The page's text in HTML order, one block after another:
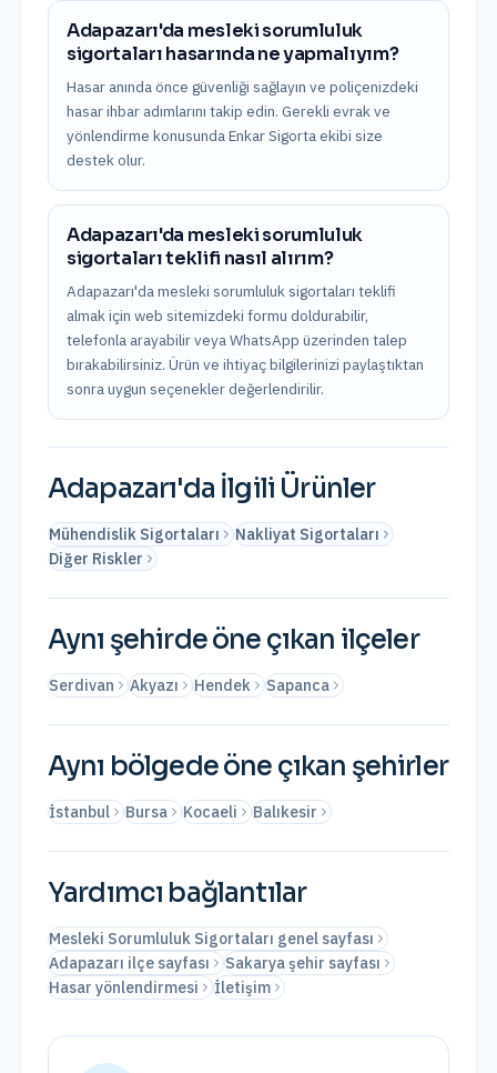
Adapazarı'da mesleki sorumluluk
sigortaları hasarında ne yapmalıyım?
Hasar anında önce güvenliği sağlayın ve poliçenizdeki
hasar ihbar adımlarını takip edin. Gerekli evrak ve
yönlendirme konusunda Enkar Sigorta ekibi size
destek olur.
Adapazarı'da mesleki sorumluluk
sigortaları teklifi nasıl alırım?
Adapazarı'da mesleki sorumluluk sigortaları teklifi
almak için web sitemizdeki formu doldurabilir,
telefonla arayabilir veya WhatsApp üzerinden talep
bırakabilirsiniz. Ürün ve ihtiyaç bilgilerinizi paylaştıktan
sonra uygun seçenekler değerlendirilir.
Adapazarı'da İlgili Ürünler
Mühendislik Sigortaları
Nakliyat Sigortaları
Diğer Riskler
Aynı şehirde öne çıkan ilçeler
Serdivan Akyazı Hendek Sapanca
Aynı bölgede öne çıkan şehirler
İstanbul Bursa Kocaeli Balıkesir
Yardımcı bağlantılar
Mesleki Sorumluluk Sigortaları genel sayfası
Adapazarı ilçe sayfası
Sakarya şehir sayfası
Hasar yönlendirmesi
İletişim